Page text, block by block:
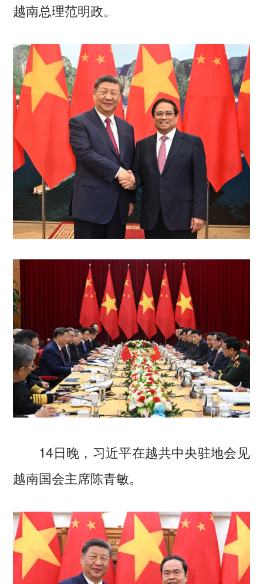
越南总理范明政。
14日晚，习近平在越共中央驻地会见
越南国会主席陈青敏。